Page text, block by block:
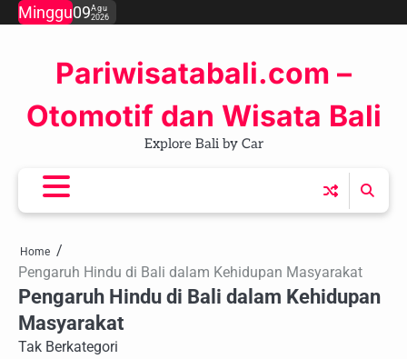
SkipMinggu09Agu
2026
Pariwisatabali.com –
Otomotif dan Wisata Bali
Explore Bali by Car
Home
Pengaruh Hindu di Bali dalam Kehidupan Masyarakat
Pengaruh Hindu di Bali dalam Kehidupan
Masyarakat
Tak Berkategori